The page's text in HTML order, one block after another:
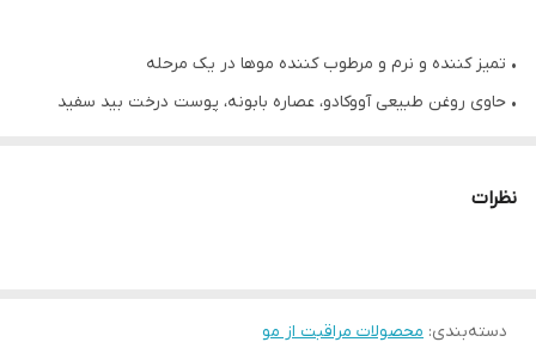
• تمیز کننده و نرم و مرطوب کننده موها در یک مرحله
• حاوی روغن طبیعی آووکادو، عصاره بابونه، پوست درخت بید سفید
• حالت دهنده و درخشان کننده موها
• مناسب برای انواع مو
نظرات
دسته‌بندی: محصولات مراقبت از مو